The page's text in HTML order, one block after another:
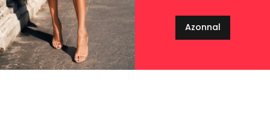
Azonnal